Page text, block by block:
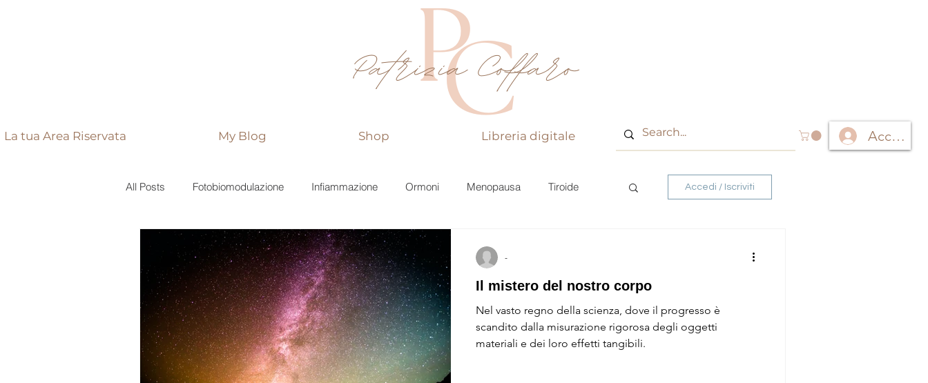
La tua Area Riservata My Blog Shop Libreria digitale Accedi
All Posts Fotobiomodulazione Infiammazione Ormoni Menopausa Tiroide
Genetica Malattie Autoimmuni Gastrointestinale
Vitamine e minerali Rimedi naturali Ayurveda Cura della pelle
Benefici delle frequenze Oli Essenziali Ricette Bioenergetica
Accedi / Iscriviti
Il mistero del nostro corpo
Nel vasto regno della scienza, dove il progresso è
scandito dalla misurazione rigorosa degli oggetti
materiali e dei loro effetti tangibili.
-